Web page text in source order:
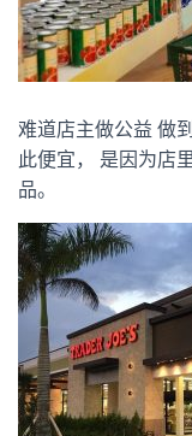
难道店主做公益 做
此便宜， 是因为店
品。